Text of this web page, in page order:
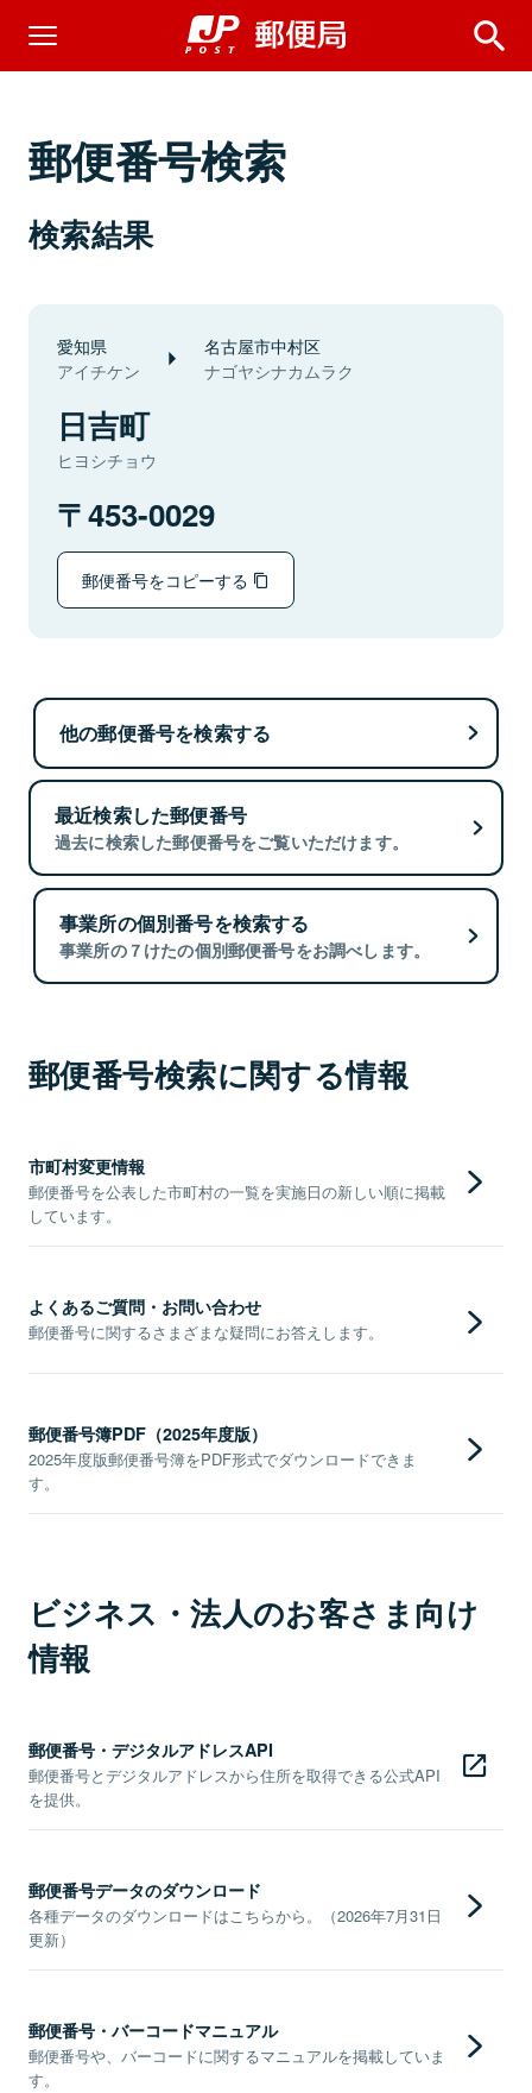
郵便番号検索
検索結果
愛知県
アイチケン
名古屋市中村区
ナゴヤシナカムラク
日吉町
ヒヨシチョウ
453-0029
郵便番号をコピーする
他の郵便番号を検索する
最近検索した郵便番号
過去に検索した郵便番号をご覧いただけます。
事業所の個別番号を検索する
事業所の７けたの個別郵便番号をお調べします。
郵便番号検索に関する情報
市町村変更情報
郵便番号を公表した市町村の一覧を実施日の新しい順に掲載
しています。
よくあるご質問・お問い合わせ
郵便番号に関するさまざまな疑問にお答えします。
郵便番号簿PDF（2025年度版）
2025年度版郵便番号簿をPDF形式でダウンロードできま
す。
ビジネス・法人のお客さま向け
情報
郵便番号・デジタルアドレスAPI
郵便番号とデジタルアドレスから住所を取得できる公式API
を提供。
郵便番号データのダウンロード
各種データのダウンロードはこちらから。（2026年7月31日
更新）
郵便番号・バーコードマニュアル
郵便番号や、バーコードに関するマニュアルを掲載していま
す。